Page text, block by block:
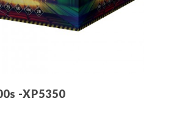
-XP5350